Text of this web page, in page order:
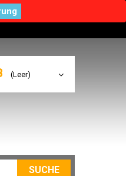
(Leer)
SUCHE